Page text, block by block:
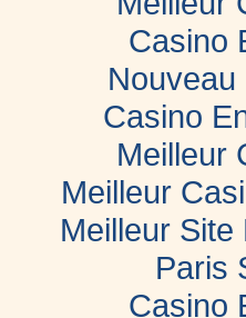
Casino
Casino
Meilleur
Meilleur
Meilleur
Paris
Casino